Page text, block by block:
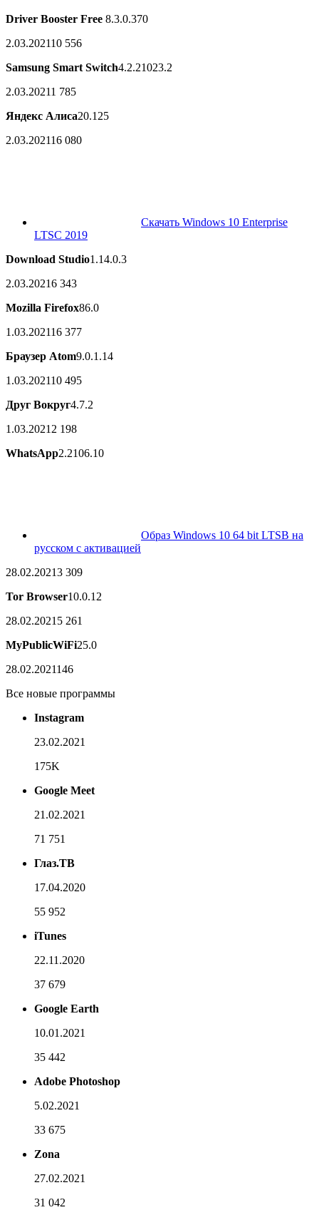
Driver Booster Free 8.3.0.370
2.03.202110 556
Samsung Smart Switch4.2.21023.2
2.03.20211 785
Яндекс Алиса20.125
2.03.202116 080
Скачать Windows 10 Enterprise
LTSC 2019
Download Studio1.14.0.3
2.03.20216 343
Mozilla Firefox86.0
1.03.202116 377
Браузер Atom9.0.1.14
1.03.202110 495
Друг Вокруг4.7.2
1.03.2021 2 198
WhatsApp2.2106.10
Образ Windows 10 64 bit LTSB на
русском с активацией
28.02.20213 309
Tor Browser10.0.12
28.02.2021 5 261
MyPublicWiFi25.0
28.02.2021146
Все новые программы
Instagram
23.02.2021
175K
Google Meet
21.02.2021
71 751
Глаз.ТВ
17.04.2020
55 952
iTunes
22.11.2020
37 679
Google Earth
10.01.2021
35 442
Adobe Photoshop
5.02.2021
33 675
Zona
27.02.2021
31 042